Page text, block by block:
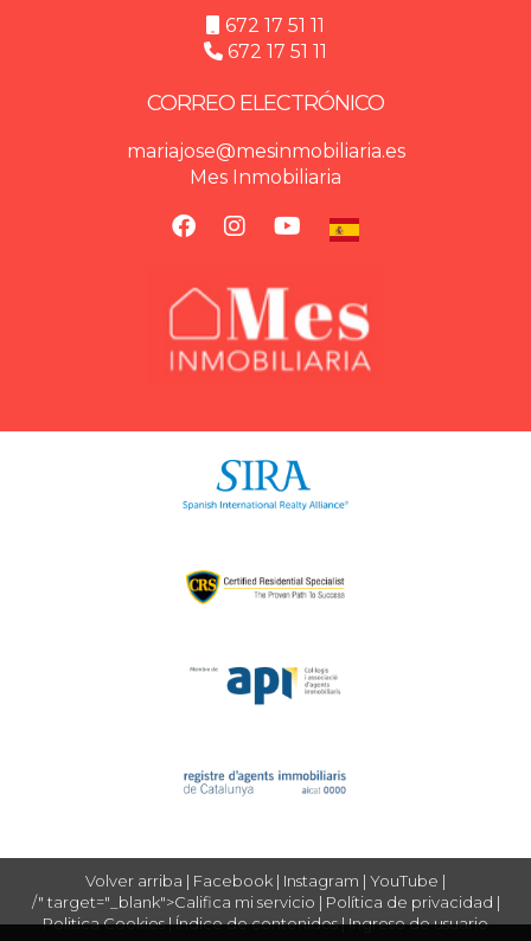
672 17 51 11
672 17 51 11
CORREO ELECTRÓNICO
mariajose@mesinmobiliaria.es
Mes Inmobiliaria
Volver arriba | Facebook | Instagram | YouTube |
/" target="_blank">Califica mi servicio | Política de privacidad |
Politica Cookies|Índice de contenidos|Ingreso de usuario